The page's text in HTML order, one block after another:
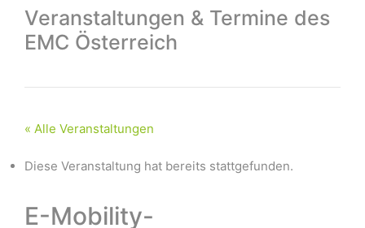
Veranstaltungen & Termine des
EMC Österreich
« Alle Veranstaltungen
Diese Veranstaltung hat bereits stattgefunden.
E-Mobility-